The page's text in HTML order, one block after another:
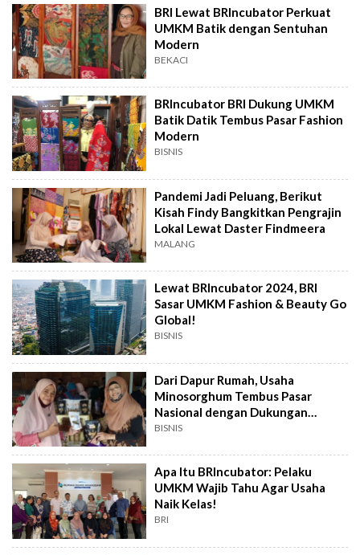
BRI Lewat BRIncubator Perkuat
UMKM Batik dengan Sentuhan
Modern
BEKACI
BRIncubator BRI Dukung UMKM
Batik Datik Tembus Pasar Fashion
Modern
BISNIS
Pandemi Jadi Peluang, Berikut
Kisah Findy Bangkitkan Pengrajin
Lokal Lewat Daster Findmeera
MALANG
Lewat BRIncubator 2024, BRI
Sasar UMKM Fashion & Beauty Go
Global!
BISNIS
Dari Dapur Rumah, Usaha
Minosorghum Tembus Pasar
Nasional dengan Dukungan
Digital BRIncubator
BISNIS
Apa Itu BRIncubator: Pelaku
UMKM Wajib Tahu Agar Usaha
Naik Kelas!
BRI